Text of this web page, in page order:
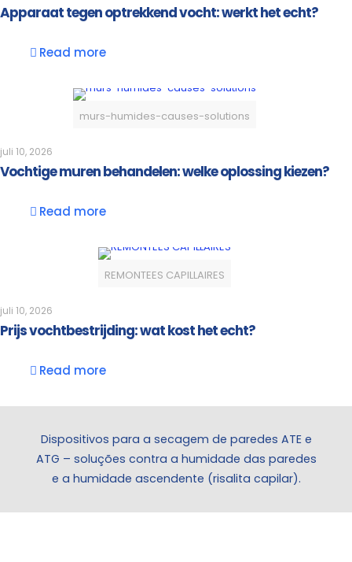
Apparaat tegen optrekkend vocht: werkt het echt?
Read more
murs-humides-causes-solutions
juli 10, 2026
Vochtige muren behandelen: welke oplossing kiezen?
Read more
REMONTEES CAPILLAIRES
juli 10, 2026
Prijs vochtbestrijding: wat kost het echt?
Read more
Dispositivos para a secagem de paredes ATE e
ATG – soluções contra a humidade das paredes
e a humidade ascendente (risalita capilar).